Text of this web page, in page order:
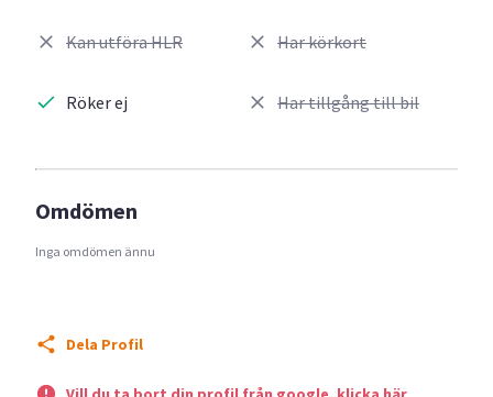
Kan utföra HLR
Röker ej
Har körkort
Har tillgång till bil
Omdömen
Inga omdömen ännu
Dela Profil